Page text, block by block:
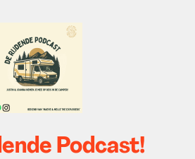
Podcast!